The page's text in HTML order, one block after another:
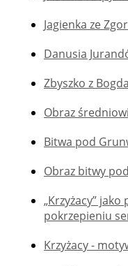
Jagienka ze
Danusia
Zbyszko z
Obraz
Bitwa pod
Obraz bitwy
„Krzyżacy”
pokrzepieniu
Krzyżacy -